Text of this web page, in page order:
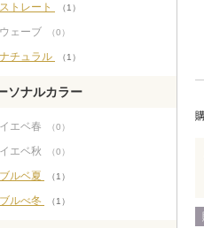
ストレート （1）
ウェーブ （0）
ナチュラル （1）
ソナルカラー
イエベ春 （0）
イエベ秋 （0）
ブルベ夏 （1）
ブルべ冬 （1）